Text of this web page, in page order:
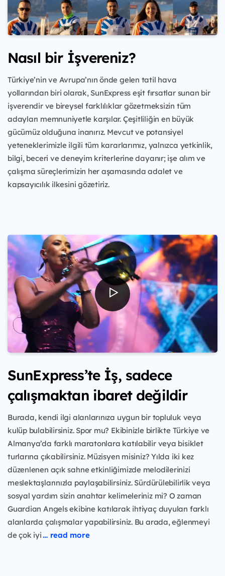
Nasıl bir İşvereniz?
Türkiye’nin ve Avrupa’nın önde gelen tatil hava
yollarından biri olarak, SunExpress eşit fırsatlar sunan bir
işverendir ve bireysel farklılıklar gözetmeksizin tüm
adayları memnuniyetle karşılar. Çeşitliliğin en büyük
gücümüz olduğuna inanırız. Mevcut ve potansiyel
yeteneklerimizle ilgili tüm kararlarımız, yalnızca yetkinlik,
bilgi, beceri ve deneyim kriterlerine dayanır; işe alım ve
çalışma süreçlerimizin her aşamasında adalet ve
kapsayıcılık ilkesini gözetiriz.
SunExpress’te İş, sadece
çalışmaktan ibaret değildir
Burada, kendi ilgi alanlarınıza uygun bir topluluk veya
kulüp bulabilirsiniz. Spor mu? Ekibinizle birlikte Türkiye ve
Almanya’da farklı maratonlara katılabilir veya bisiklet
turlarına çıkabilirsiniz. Müzisyen misiniz? Yılda iki kez
düzenlenen açık sahne etkinliğimizde melodilerinizi
meslektaşlarınızla paylaşabilirsiniz. Sürdürülebilirlik veya
sosyal yardım sizin anahtar kelimeleriniz mi? O zaman
Guardian Angels ekibine katılarak ihtiyaç duyulan farklı
alanlarda çalışmalar yapabilirsiniz. Bu arada, eğlenmeyi
de çok iyi… read more